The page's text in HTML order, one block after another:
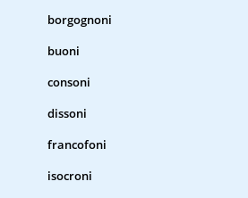
borgognoni
buoni
consoni
dissoni
francofoni
isocroni